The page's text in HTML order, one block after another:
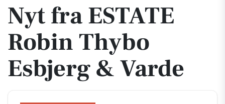
Nyt fra ESTATE
Robin Thybo
Esbjerg & Varde